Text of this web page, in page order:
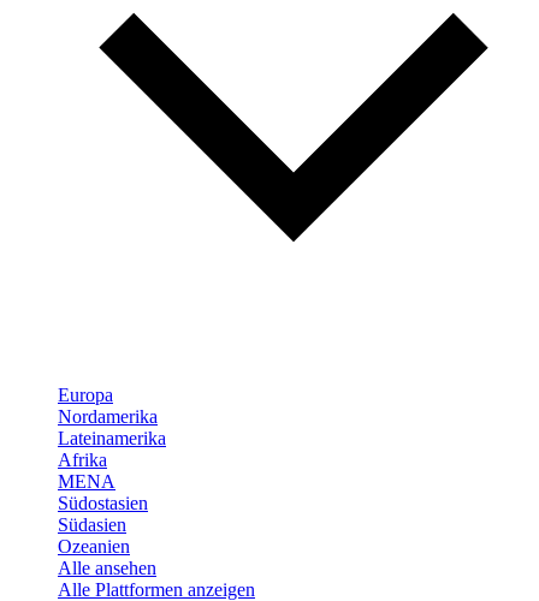
Europa
Nordamerika
Lateinamerika
Afrika
MENA
Südostasien
Südasien
Ozeanien
Alle ansehen
Alle Plattformen anzeigen